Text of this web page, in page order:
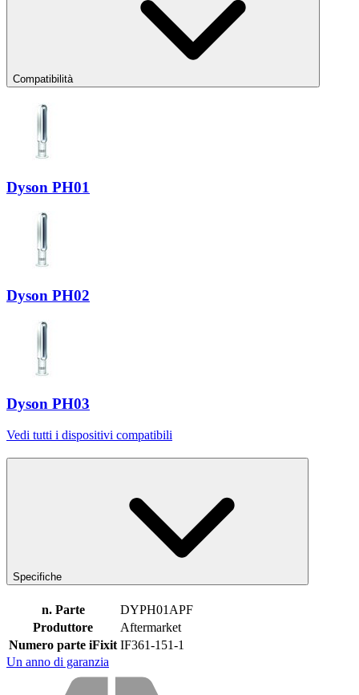
Compatibilità
Dyson PH01
Dyson PH02
Dyson PH03
Vedi tutti i dispositivi compatibili
Specifiche
n. Parte
DYPH01APF
Produttore
Aftermarket
Numero parte iFixit IF361-151-1
Un anno di garanzia
Cosa offriamo con il nostro servizio